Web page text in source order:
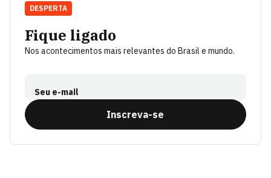
Fique ligado
Nos acontecimentos mais relevantes do Brasil e mundo.
Seu e-mail
Inscreva-se
DESPERTA